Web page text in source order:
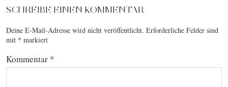
SCHREIBE EINEN KOMMENTAR
Deine E-Mail-Adresse wird nicht veröffentlicht. Erforderliche Felder sind
mit * markiert
Kommentar *